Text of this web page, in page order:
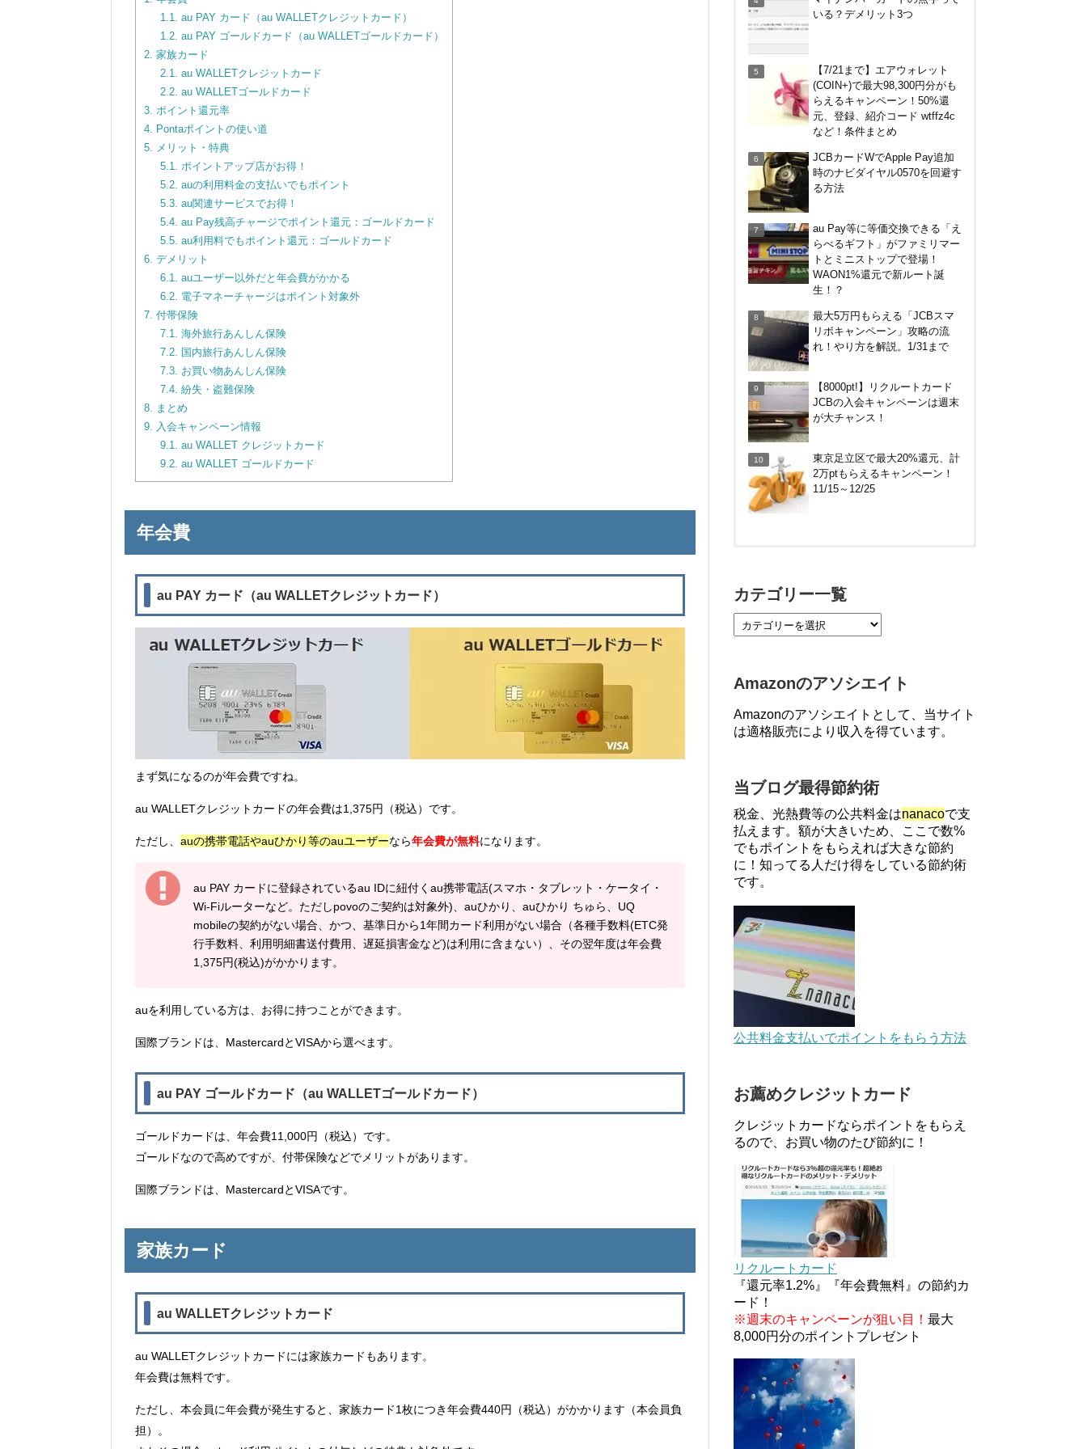
1.1. au PAY カード（au WALLETクレジットカード）
1.2. au PAY ゴールドカード（au WALLETゴールドカード）
2. 家族カード
2.1. au WALLETクレジットカード
2.2. au WALLETゴールドカード
3. ポイント還元率
4. Pontaポイントの使い道
5. メリット・特典
5.1. ポイントアップ店がお得！
5.2. auの利用料金の支払いでもポイント
5.3. au関連サービスでお得！
5.4. au Pay残高チャージでポイント還元：ゴールドカード
5.5. au利用料でもポイント還元：ゴールドカード
6. デメリット
6.1. auユーザー以外だと年会費がかかる
6.2. 電子マネーチャージはポイント対象外
7. 付帯保険
7.1. 海外旅行あんしん保険
7.2. 国内旅行あんしん保険
7.3. お買い物あんしん保険
7.4. 紛失・盗難保険
8. まとめ
9. 入会キャンペーン情報
9.1. au WALLET クレジットカード
9.2. au WALLET ゴールドカード
年会費
au PAY カード（au WALLETクレジットカード）
まず気になるのが年会費ですね。
au WALLETクレジットカードの年会費は1,375円（税込）です。
ただし、 auの携帯電話やauひかり等のauユーザーなら年会費が無料になります。
au PAY カードに登録されているau IDに紐付くau携帯電話(スマホ・タブレット・ケータイ・
Wi-Fiルーターなど。ただしpovoのご契約は対象外)、auひかり、auひかり ちゅら、UQ
mobileの契約がない場合、かつ、基準日から1年間カード利用がない場合（各種手数料(ETC発
行手数料、利用明細書送付費用、遅延損害金など)は利用に含まない）、その翌年度は年会費
1,375円(税込)がかかります。
auを利用している方は、お得に持つことができます。
国際ブランドは、MastercardとVISAから選べます。
au PAY ゴールドカード（au WALLETゴールドカード）
ゴールドカードは、年会費11,000円（税込）です。
ゴールドなので高めですが、付帯保険などでメリットがあります。
国際ブランドは、MastercardとVISAです。
家族カード
au WALLETクレジットカード
au WALLETクレジットカードには家族カードもあります。
年会費は無料です。
ただし、本会員に年会費が発生すると、家族カード1枚につき年会費440円（税込）がかかります（本会員負
担）。
用条件と注意点
えるキャンペーン！
ENEOS（エネオス）のガソリ
い
【毎月5日】イオンの対象店舗
でWAON POINT利用で20％還
【7/21まで】エアウォレット
元、登録、紹介コード wtffz4c
など！条件まとめ
西の公共交通機関、札幌市営地
下鉄で。～12/14
いる？デメリット3つ
【7/21まで】エアウォレット
(COIN+)で最大98,300円分がも
らえるキャンペーン！50%還
元、登録、紹介コード wtffz4c
など！条件まとめ
JCBカードWでApple Pay追加
時のナビダイヤル0570を回避す
る方法
au Pay等に等価交換できる「え
らべるギフト」がファミリマー
トとミニストップで登場！
WAON1%還元で新ルート誕
生！？
最大5万円もらえる「JCBスマ
リボキャンペーン」攻略の流
れ！やり方を解説。1/31まで
【8000pt!】リクルートカード
JCBの入会キャンペーンは週末
が大チャンス！
東京足立区で最大20%還元、計
2万ptもらえるキャンペーン！
11/15～12/25
朝まで
【7/21まで】エアウォレット
元、登録、紹介コード wtffz4c
【2倍増量】PayPayカード、ま
るごとフラットリボ登録と3回
ソニーフィナンシャルグループ
の株主限定！2万円もらえる口
座開設キャンペーン。7/31まで
【対象者限定】楽天ペイで決済
【解決】マリオットボンヴォイ
にログインできない、パスワー
ド変更不可の原因はコレでし
た。
au Pay等に等価交換できる「え
トとミニストップで登場！
JCBカードWでApple Pay追加
る方法
住信SBIネット銀行のデビット
カードPoint＋で最大2%還元！
V NEOバンクデビットとどっち
が良い？条件などまとめ
マイナンバーカードの点字って
いる？デメリット3つ
カテゴリー一覧
Amazonのアソシエイト
Amazonのアソシエイトとして、当サイト
は適格販売により収入を得ています。
当ブログ最得節約術
税金、光熱費等の公共料金はnanacoで支
払えます。額が大きいため、ここで数%
でもポイントをもらえれば大きな節約
に！知ってる人だけ得をしている節約術
です。
公共料金支払いでポイントをもらう方法
お薦めクレジットカード
クレジットカードならポイントをもらえ
るので、お買い物のたび節約に！
リクルートカード
『還元率1.2%』『年会費無料』の節約カ
ード！
※週末のキャンペーンが狙い目！ 最大
8,000円分のポイントプレゼント